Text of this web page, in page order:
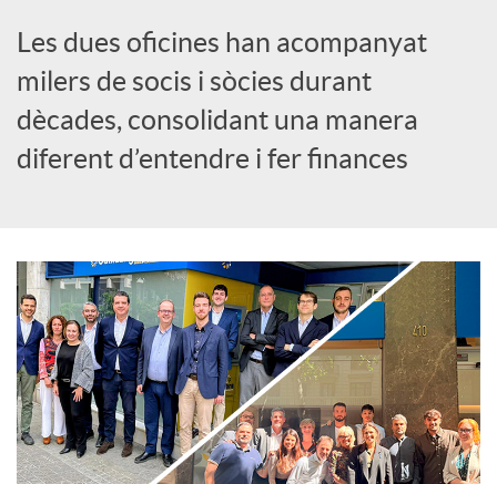
d
o
r
e
c
o
Les dues oficines han acompanyat
milers de socis i sòcies durant
dècades, consolidant una manera
diferent d’entendre i fer finances